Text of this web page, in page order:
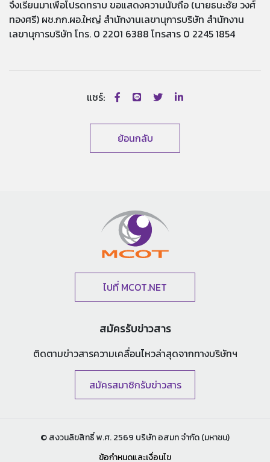
จึงเรียนมาเพื่อโปรดทราบ ขอแสดงความนับถือ (นายธนะชัย วงศ์
ทองศรี) ผช.กก.ผอ.ใหญ่ สำนักงานเลขานุการบริษัท สำนักงาน
เลขานุการบริษัท โทร. 0 2201 6388 โทรสาร 0 2245 1854
แชร์:
ย้อนกลับ
ไปที่ MCOT.NET
สมัครรับข่าวสาร
ติดตามข่าวสารความเคลื่อนไหวล่าสุดจากทางบริษัทฯ
สมัครสมาชิกรับข่าวสาร
© สงวนลิขสิทธิ์ พ.ศ. 2569 บริษัท อสมท จำกัด (มหาชน)
ข้อกำหนดและเงื่อนไข